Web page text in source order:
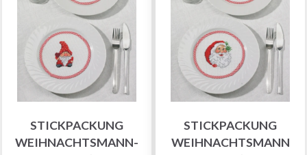
STICKPACKUNG
WEIHNACHTSMANN-
STICKPACKUNG
WEIHNACHTSMANN